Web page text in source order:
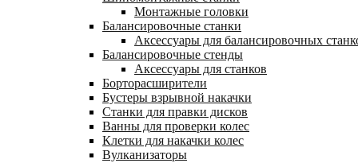
Монтажные головки
Балансировочные станки
Аксессуары для балансировочных
Балансировочные стенды
Аксессуары для станков
Борторасширители
Бустеры взрывной накачки
Станки для правки дисков
Ванны для проверки колес
Клетки для накачки колес
Вулканизаторы